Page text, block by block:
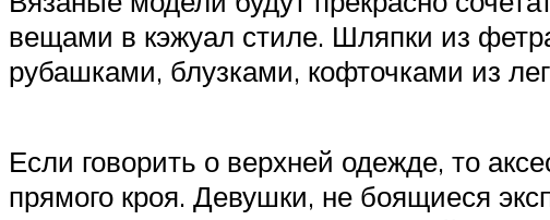
вещами в кэжуал стиле. Шляпки из
рубашками, блузками, кофточками из
Если говорить о верхней одежде, то
прямого кроя. Девушки, не боящиеся